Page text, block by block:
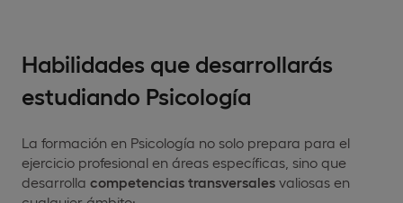
Habilidades que desarrollarás
estudiando Psicología
La formación en Psicología no solo prepara para el
ejercicio profesional en áreas específicas, sino que
desarrolla competencias transversales valiosas en